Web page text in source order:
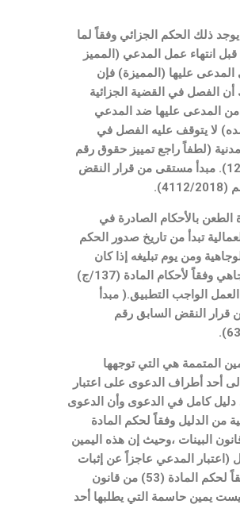
يوجد ذلك الحكم الجزائي وفقاً لما
قبل انتهاء عمل المدعي (المميز
عليها (المميزة) فإن
الفصل في القضية الجزائية
من المدعى عليها ضد المدعي
لا يتوقف عليه الفصل في
(لطفاً راجع تمييز حقوق رقم
1236/2010). مبدأ مستقى من قرار النقض
الطعن بالأحكام الصادرة في
تبدأ من تاريخ صدور الحكم
ومن يوم تبليغه إذا كان
بمثابة الوجاهي وفقاً لأحكام المادة (137/ج)
الواجب التطبيق.( مبدأ
النقض السابق رقم
المتممة هي التي توجهها
أحد أطراف الدعوى على اعتبار
دليل كامل في الدعوى وأن الدعوى
من الدليل وفقاً لحكم المادة
قانون البينات ،وحيث إن هذه اليمين
(اعتبار المدعي عاجزاً عن إثبات
دعواه) وفقاً لحكم المادة (53) من قانون
يمين حاسمة التي يطلبها أحد